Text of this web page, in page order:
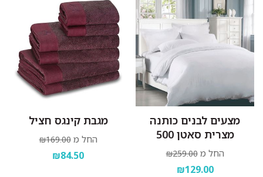
מצעים לבנים כותנה
מצרית סאטן 500
החל מ ₪259.00
₪129.00
מגבת קינגס חציל
החל מ ₪169.00
₪84.50